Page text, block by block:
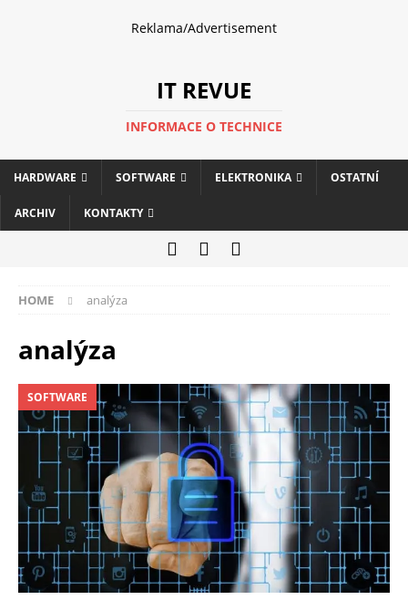
Reklama/Advertisement
IT REVUE
INFORMACE O TECHNICE
HARDWARE SOFTWARE ELEKTRONIKA OSTATNÍ
ARCHIV KONTAKTY
HOME analýza
analýza
SOFTWARE